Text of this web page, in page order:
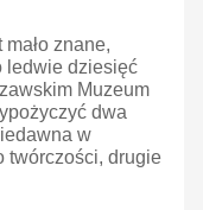
znane,
ledwie dziesięć
Muzeum
dwa
w
twórczości, drugie